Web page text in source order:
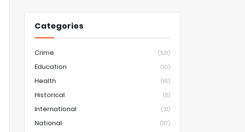
Categories
Crime (531)
Education (10)
Health (16)
Historical (11)
International (31)
National (117)